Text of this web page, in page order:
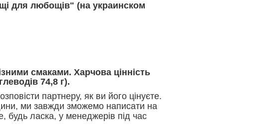
для любощів" (на украинском
смаками. Харчова цінність
74,8 г).
партнеру, як ви його цінуєте.
ми завжди зможемо написати на
будь ласка, у менеджерів під час